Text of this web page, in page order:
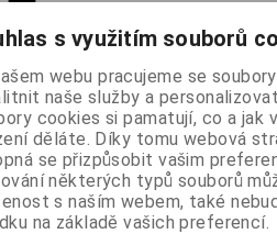
Dodání dny:skladem
s využitím souborů
webu pracujeme se
naše služby a
cookies si pamatují, co a jak
děláte. Díky tomu webová
se přizpůsobit vašim
některých typů souborů
s naším webem, také
na základě vašich preferencí.